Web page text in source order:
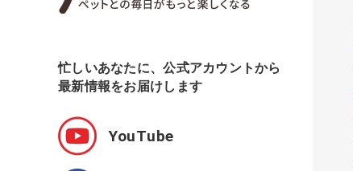
忙しいあなたに、公式アカウントから
最新情報をお届けします
YouTube